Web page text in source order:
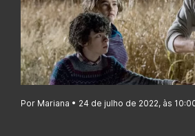
Por Mariana • 24 de julho de 2022, às